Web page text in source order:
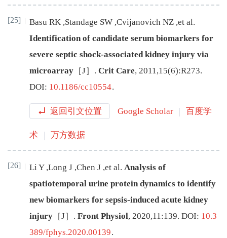
[25] Basu RK ,Standage SW ,Cvijanovich NZ ,et al.
Identification of candidate serum biomarkers for
severe septic shock-associated kidney injury via
microarray ［J］. Crit Care, 2011,15(6):R273.
DOI: 10.1186/cc10554.
返回引文位置 Google Scholar 百度学
术 万方数据
[26] LiY ,Long J ,Chen J ,et al. Analysis of
spatiotemporal urine protein dynamics to identify
new biomarkers for sepsis-induced acute kidney
injury ［J］. Front Physiol, 2020,11:139. DOI: 10.3
389/fphys.2020.00139.